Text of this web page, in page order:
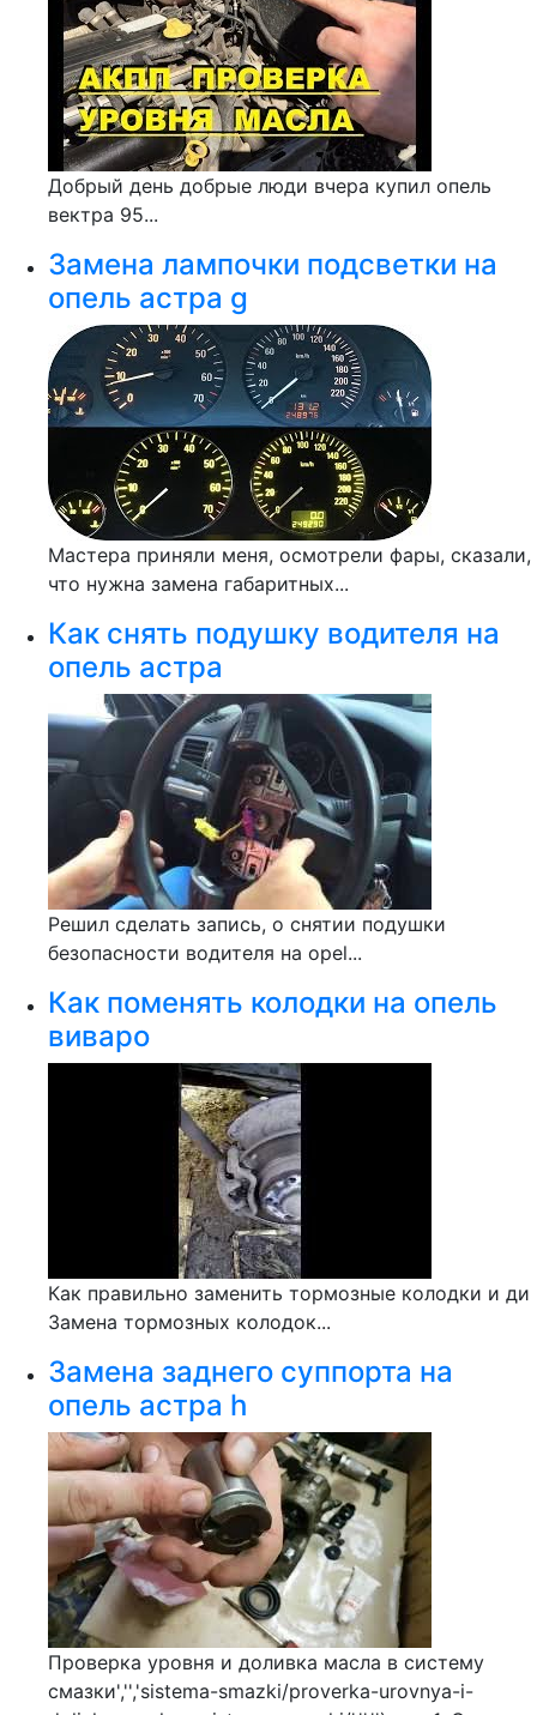
Добрый день добрые люди вчера купил опель
вектра 95...
Замена лампочки подсветки на
опель астра g
Мастера приняли меня, осмотрели фары, сказали,
что нужна замена габаритных...
Как снять подушку водителя на
опель астра
Решил сделать запись, о снятии подушки
безопасности водителя на opel...
Как поменять колодки на опель
виваро
Как правильно заменить тормозные колодки и ди
Замена тормозных колодок...
Замена заднего суппорта на
опель астра h
Проверка уровня и доливка масла в систему
смазки','','sistema-smazki/proverka-urovnya-i-